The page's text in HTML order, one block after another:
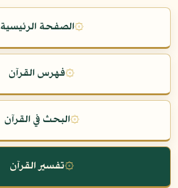
۞الصفحة الرئيسية
۞فهرس القرآن
۞البحث في القرآن
۞تفسير القرآن